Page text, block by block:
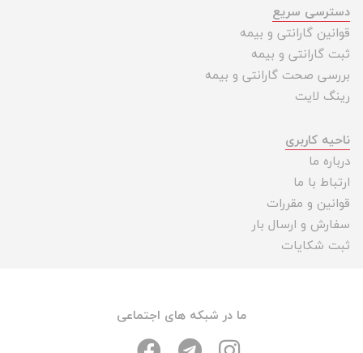
دسترسی سریع
قوانین گارانتی و بیمه
ثبت گارانتی و بیمه
بررسی صحت گارانتی و بیمه
رینگ لایت
ناحیه کاربری
درباره ما
ارتباط با ما
قوانین و مقررات
سفارش و ارسال بار
ثبت شکایات
ما در شبکه های اجتماعی